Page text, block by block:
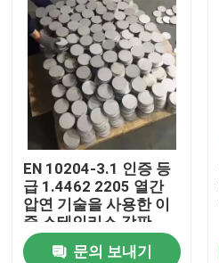
집
제품
비디오
우리 에 관한 것
공장 투어
EN 10204-3.1 인증 등
급 1.4462 2205 열간
압연 기술을 사용한 이
중 스테인리스 강판
문의 보내기